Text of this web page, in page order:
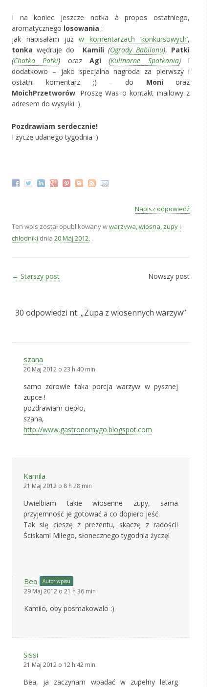
I na koniec jeszcze notka à propos ostatniego,
aromatycznego losowania :
jak napisałam jużw komentarzach ‘konkursowych’,
tonka wędruje do Kamili (Ogrody Babilonu), Patki
(Chatka Patki) orazAgi (Kulinarne Spotkania)i
dodatkowo – jako specjalna nagroda za pierwszy i
ostatni komentarz ;) – do Monioraz
MoichPrzetworów. Proszę Was o kontakt mailowy z
adresem do wysyłki :)
Pozdrawiam serdecznie!
I życzę udanego tygodnia :)
Napisz odpowiedź
Ten wpis został opublikowany wwarzywa,wiosna, zupy i
chłodniki dnia 20 Maj 2012, .
Zobacz wpisy
← Starszy post Nowszy post
30 odpowiedzi nt. „Zupa z wiosennych warzyw”
szana
20 Maj 2012 o 23 h 40 min
samo zdrowie taka porcja warzyw w pysznej
zupce !
pozdrawiam ciepło,
szana,
http://www.gastronomygo.blogspot.com
Kamila
21 Maj 2012 o 8 h 28 min
Uwielbiam takie wiosenne zupy, sama
przyjemność je gotować a co dopiero jeść.
Tak się cieszę z prezentu, skaczę z radości!
Ściskam! Miłego, słonecznego tygodnia życzę!
Bea Autor wpisu
29 Maj 2012 o 21 h 36 min
Kamilo, oby posmakowalo :)
Sissi
21 Maj 2012 o 12 h 42 min
Bea, ja zaczynam wpadać w zupełny letarg